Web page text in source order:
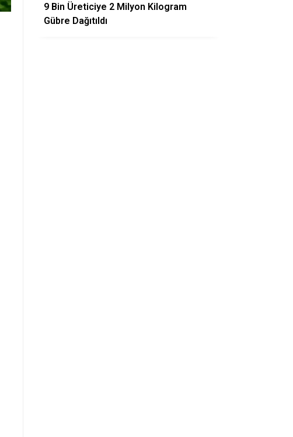
9 Bin Üreticiye 2 Milyon Kilogram
Gübre Dağıtıldı